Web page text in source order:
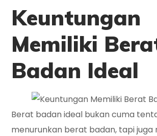
Keuntungan
Memiliki
Badan Ideal
Berat badan ideal bukan cuma
menurunkan berat badan, tapi juga